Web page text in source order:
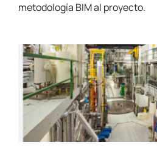
metodología BIM al proyecto.